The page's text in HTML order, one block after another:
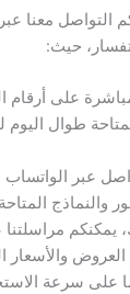
التواصل معنا
حيث:
على أرقام
طوال
عبر الواتساب
والنماذج
يمكنكم مراسلتنا
العروض والأسعار
على سرعة